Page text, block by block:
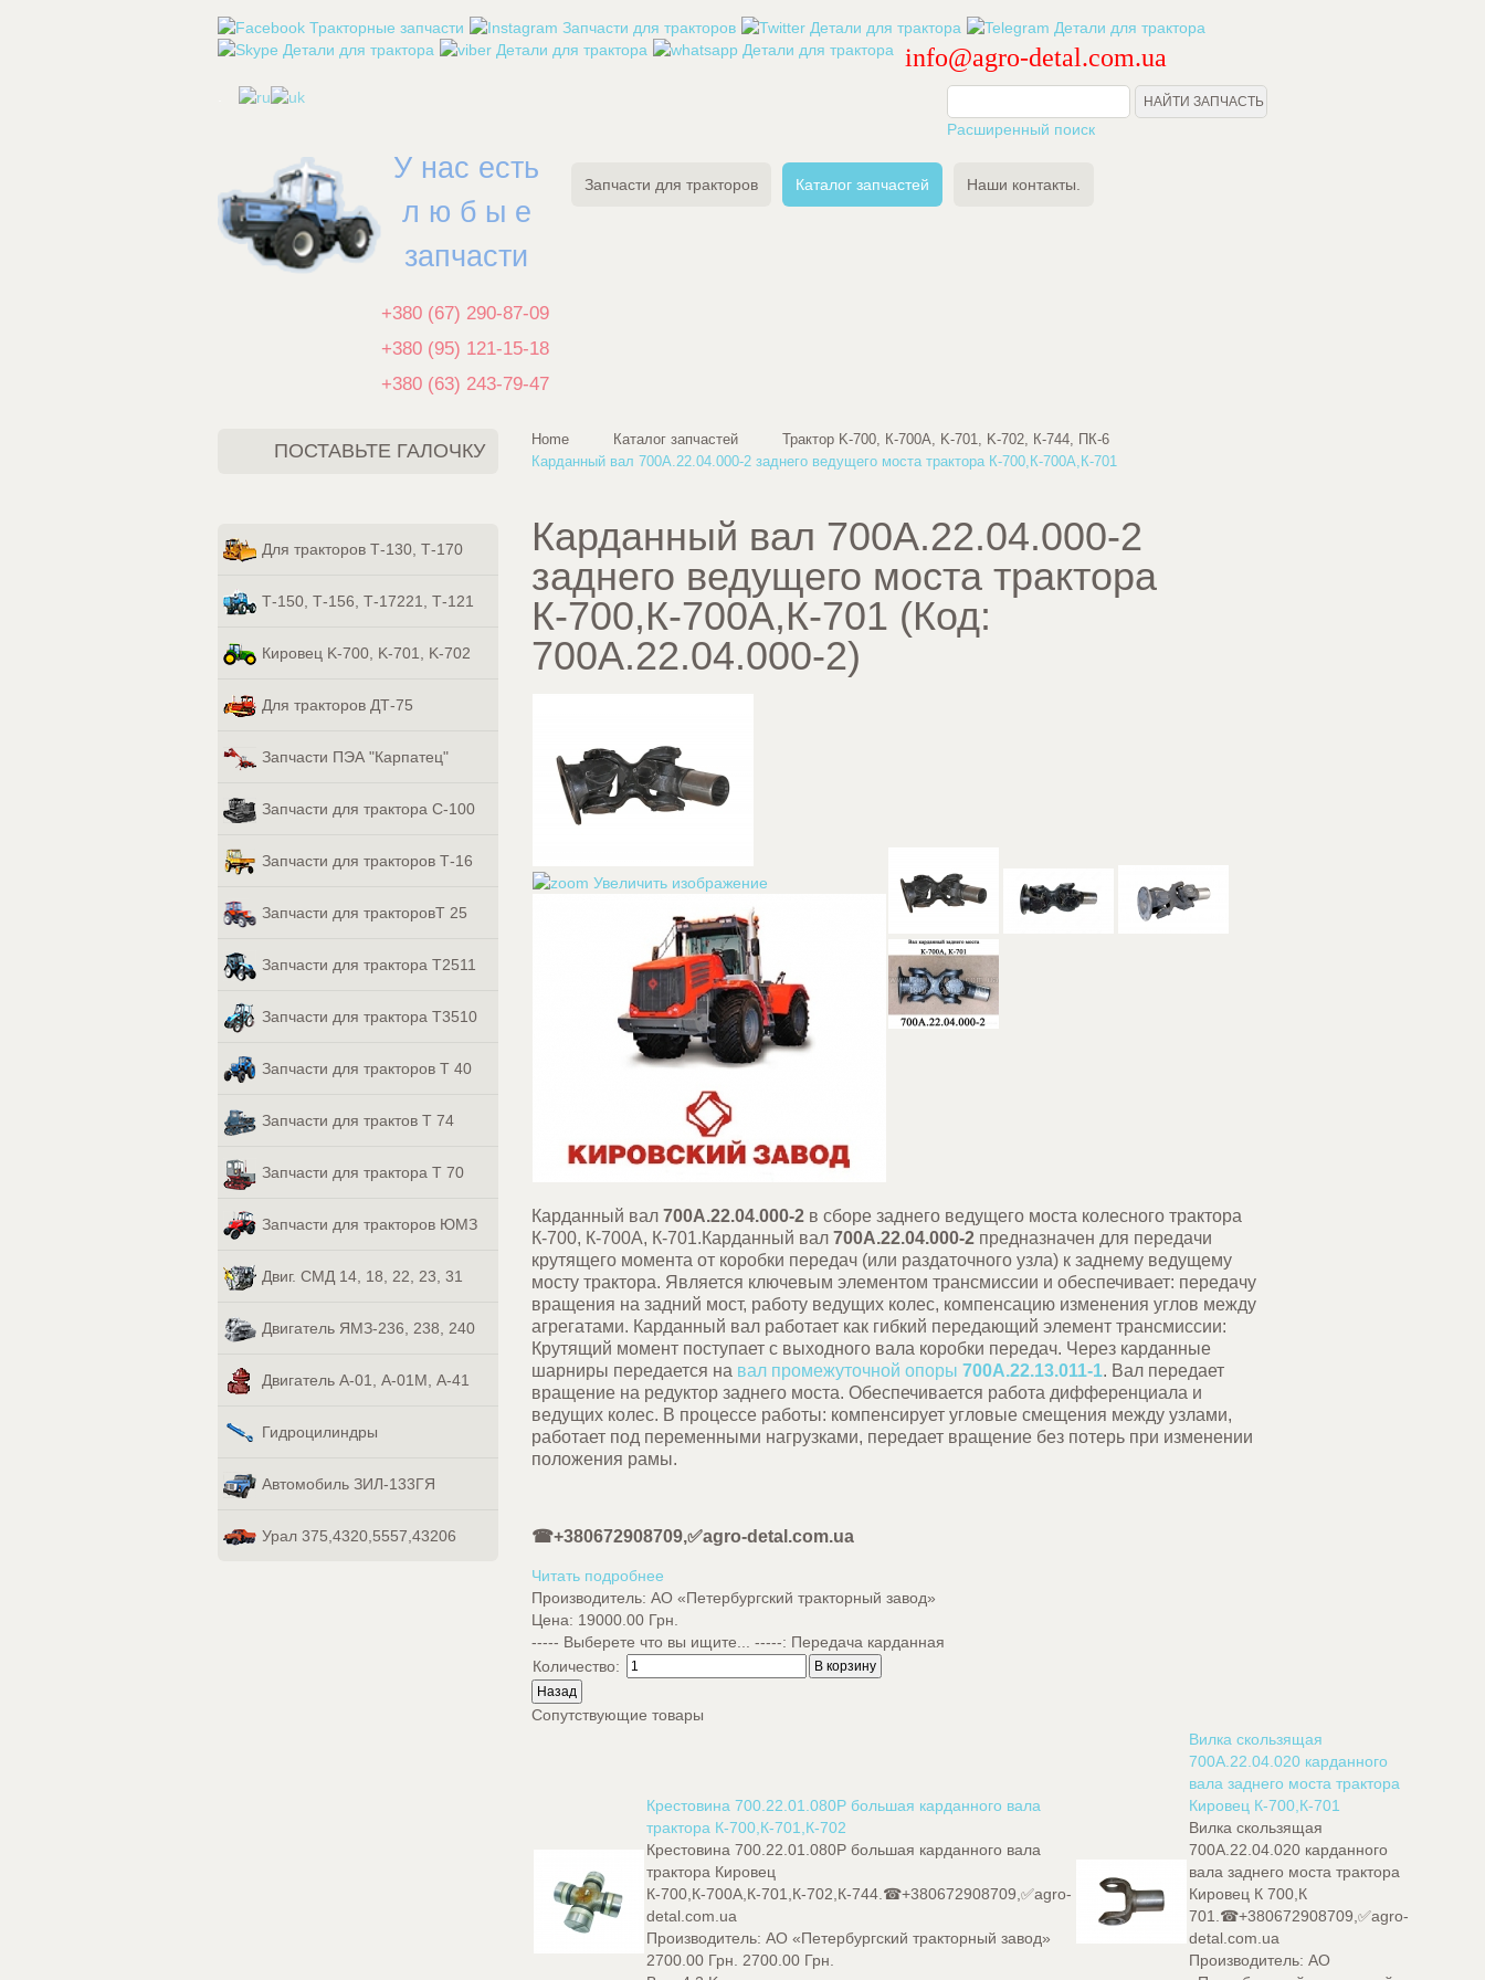
info@agro-detal.com.ua
Расширенный поиск
У нас есть
л ю б ы е
запчасти
+380 (67) 290-87-09
+380 (95) 121-15-18
+380 (63) 243-79-47
Запчасти для тракторов Каталог запчастей Наши контакты.
Home Каталог запчастей
Трактор K-700, К-700А, K-701, K-702, К-744, ПК-6
Карданный вал 700А.22.04.000-2 заднего ведущего моста трактора К-700,К-700А,К-701
Карданный вал 700А.22.04.000-2
заднего ведущего моста трактора
К-700,К-700А,К-701 (Код:
700А.22.04.000-2)
Увеличить изображение
Карданный вал700А.22.04.000-2 в сборе заднего ведущего моста колесного трактора
К-700, К-700А, К-701.Карданный вал700А.22.04.000-2 предназначен для передачи
крутящего момента от коробки передач (или раздаточного узла) к заднему ведущему
мосту трактора. Является ключевым элементом трансмиссии и обеспечивает: передачу
вращения на задний мост, работу ведущих колес, компенсацию изменения углов между
агрегатами. Карданный вал работает как гибкий передающий элемент трансмиссии:
Крутящий момент поступает с выходного вала коробки передач. Через карданные
шарниры передается на вал промежуточной опоры700А.22.13.011-1. Вал передает
вращение на редуктор заднего моста. Обеспечивается работа дифференциала и
ведущих колес. В процессе работы: компенсирует угловые смещения между узлами,
работает под переменными нагрузками, передает вращение без потерь при изменении
положения рамы.
☎+380672908709,✅agro-detal.com.ua
Читать подробнее
Производитель:АО «Петербургский тракторный завод»
Цена: 19000.00 Грн.
----- Выберете что вы ищите... -----: Передача карданная
Количество:
Сопутствующие товары
Крестовина 700.22.01.080Р большая карданного вала
трактора К-700,К-701,К-702
Крестовина 700.22.01.080Р большая карданного вала
трактора Кировец
К-700,К-700А,К-701,К-702,К-744.☎+380672908709,✅agro-
detal.com.ua
Производитель:АО «Петербургский тракторный завод»
2700.00 Грн. 2700.00 Грн.
Вилка скользящая
700А.22.04.020 карданного
вала заднего моста трактора
Кировец К-700,К-701
Вилка скользящая
700А.22.04.020 карданного
вала заднего моста трактора
Кировец К 700,К
701.☎+380672908709,✅agro-
detal.com.ua
Производитель:АО
ПОСТАВЬТЕ ГАЛОЧКУ
Для тракторов Т-130, Т-170
Т-150, Т-156, Т-17221, Т-121
Кировец K-700, K-701, K-702
Для тракторов ДТ-75
Запчасти ПЭА "Карпатец"
Запчасти для трактора С-100
Запчасти для тракторов Т-16
Запчасти для тракторовТ 25
Запчасти для трактора Т2511
Запчасти для трактора Т3510
Запчасти для тракторов Т 40
Запчасти для трактов Т 74
Запчасти для трактора Т 70
Запчасти для тракторов ЮМЗ
Двиг. СМД 14, 18, 22, 23, 31
Двигатель ЯМЗ-236, 238, 240
Двигатель А-01, А-01М, А-41
Гидроцилиндры
Автомобиль ЗИЛ-133ГЯ
Урал 375,4320,5557,43206